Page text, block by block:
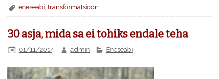
eneseabi,transformatsioon
30 asja, mida sa ei tohiks endale teha
01/11/2014 admin Eneseabi